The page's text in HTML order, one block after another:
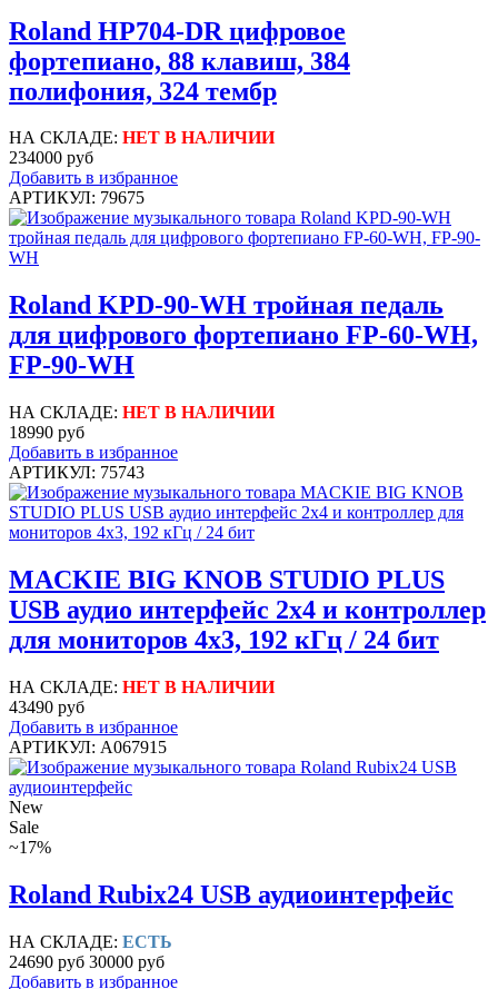
Roland HP704-DR цифровое
фортепиано, 88 клавиш, 384
полифония, 324 тембр
НА СКЛАДЕ: НЕТ В НАЛИЧИИ
234000 руб
Добавить в избранное
АРТИКУЛ: 79675
Roland KPD-90-WH тройная педаль
для цифрового фортепиано FP-60-WH,
FP-90-WH
НА СКЛАДЕ: НЕТ В НАЛИЧИИ
18990 руб
Добавить в избранное
АРТИКУЛ: 75743
MACKIE BIG KNOB STUDIO PLUS
USB аудио интерфейс 2x4 и контроллер
для мониторов 4x3, 192 кГц / 24 бит
НА СКЛАДЕ: НЕТ В НАЛИЧИИ
43490 руб
Добавить в избранное
АРТИКУЛ: A067915
New
Sale
~17%
Roland Rubix24 USB аудиоинтерфейс
НА СКЛАДЕ: ЕСТЬ
24690 руб 30000 руб
Добавить в избранное